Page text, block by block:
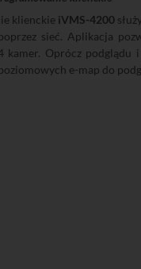
klienckie iVMS-4200
sieć. Aplikacja
kamer. Oprócz
e-map do